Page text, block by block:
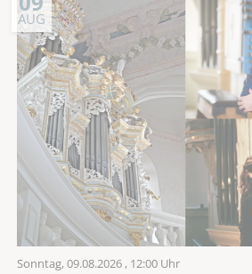
AUG
Sonntag,09.08.2026 , 12:00 Uhr